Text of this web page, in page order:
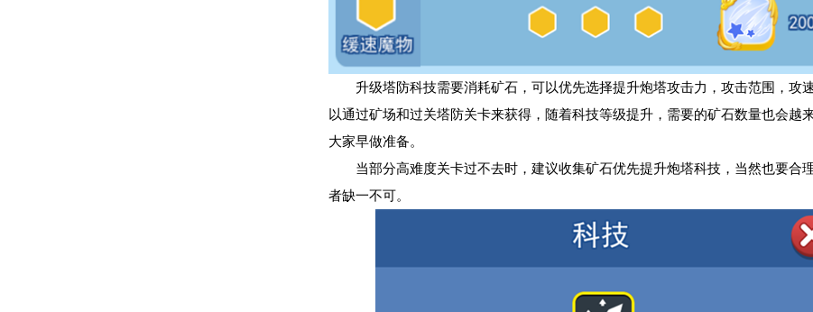
升级塔防科技需要消耗矿石，可以优先选择提升炮塔攻击力，攻击范围，攻
以通过矿场和过关塔防关卡来获得，随着科技等级提升，需要的矿石数量也会越
大家早做准备。
当部分高难度关卡过不去时，建议收集矿石优先提升炮塔科技，当然也要合
者缺一不可。